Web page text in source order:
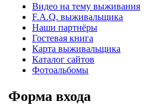
Видео на тему выживания
F.A.Q. выживальщика
Наши партнёры
Гостевая книга
Карта выживальщика
Каталог сайтов
Фотоальбомы
Форма входа